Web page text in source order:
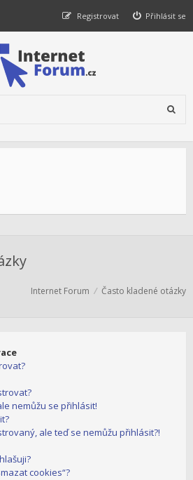
Přihlásit se
Registrovat
Internet Forum Často kladené otázky
nemůžu se přihlásit!
ale teď se nemůžu přihlásit?!
cookies“?